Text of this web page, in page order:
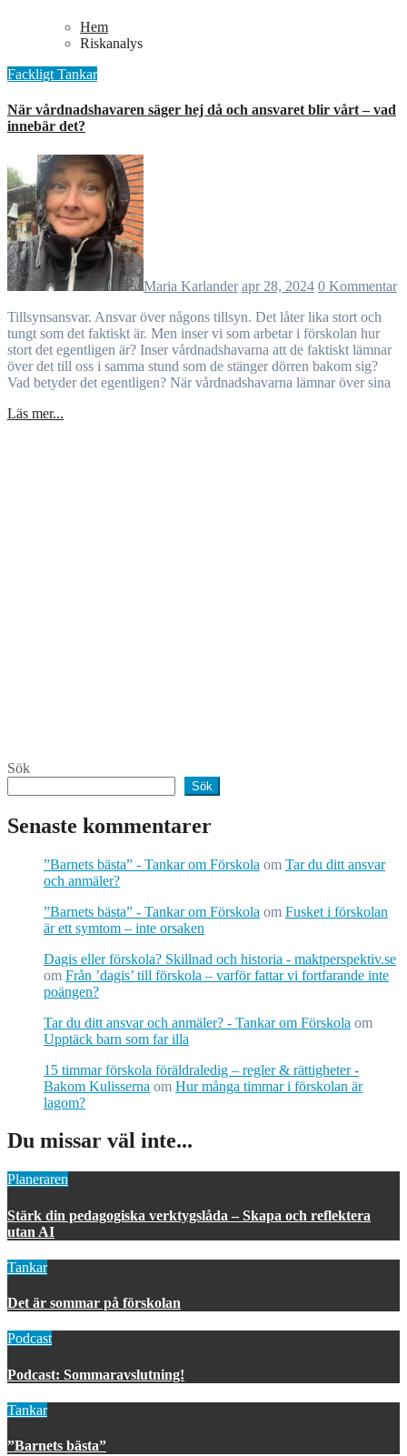
Hem
Riskanalys
Fackligt Tankar
När vårdnadshavaren säger hej då och ansvaret blir vårt – vad
innebär det?
Maria Karlander apr 28, 2024 0 Kommentar
Tillsynsansvar. Ansvar över någons tillsyn. Det låter lika stort och
tungt som det faktiskt är. Men inser vi som arbetar i förskolan hur
stort det egentligen är? Inser vårdnadshavarna att de faktiskt lämnar
över det till oss i samma stund som de stänger dörren bakom sig?
Vad betyder det egentligen? När vårdnadshavarna lämnar över sina
Läs mer...
Sök
Sök
Senaste kommentarer
”Barnets bästa” - Tankar om Förskola om Tar du ditt ansvar
och anmäler?
”Barnets bästa” - Tankar om Förskola om Fusket i förskolan
är ett symtom – inte orsaken
Dagis eller förskola? Skillnad och historia - maktperspektiv.se
om Från ’dagis’ till förskola – varför fattar vi fortfarande inte
poängen?
Tar du ditt ansvar och anmäler? - Tankar om Förskola om
Upptäck barn som far illa
15 timmar förskola föräldraledig – regler & rättigheter -
Bakom Kulisserna om Hur många timmar i förskolan är
lagom?
Du missar väl inte...
Planeraren
Stärk din pedagogiska verktygslåda – Skapa och reflektera
utan AI
Tankar
Det är sommar på förskolan
Podcast
Podcast: Sommaravslutning!
Tankar
”Barnets bästa”